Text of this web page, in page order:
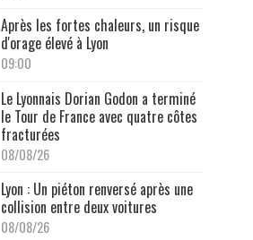
Après les fortes chaleurs, un risque
d'orage élevé à Lyon
09:00
Le Lyonnais Dorian Godon a terminé
le Tour de France avec quatre côtes
fracturées
08/08/26
Lyon : Un piéton renversé après une
collision entre deux voitures
08/08/26